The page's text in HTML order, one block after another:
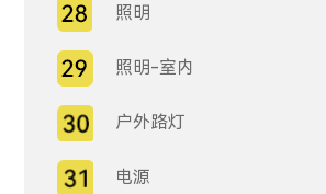
照明
照明-室内
户外路灯
电源